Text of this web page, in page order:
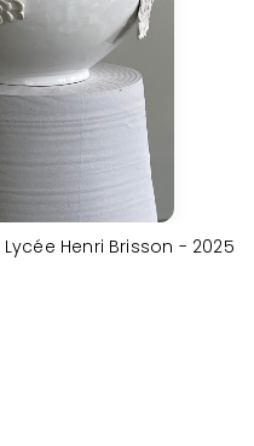
Lycée Henri Brisson - 2025